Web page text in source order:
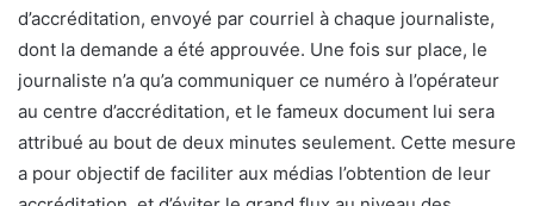
d’accréditation, envoyé par courriel à chaque journaliste,
dont la demande a été approuvée. Une fois sur place, le
journaliste n’a qu’a communiquer ce numéro à l’opérateur
au centre d’accréditation, et le fameux document lui sera
attribué au bout de deux minutes seulement. Cette mesure
a pour objectif de faciliter aux médias l’obtention de leur